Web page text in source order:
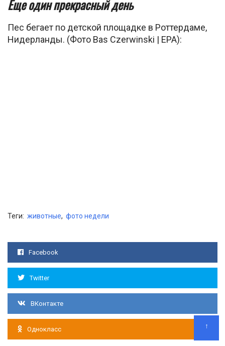
Еще один прекрасный день
Пес бегает по детской площадке в Роттердаме,
Нидерланды. (Фото Bas Czerwinski | EPA):
Теги: животные, фото недели
Facebook
Twitter
ВКонтакте
Однокласс ↑